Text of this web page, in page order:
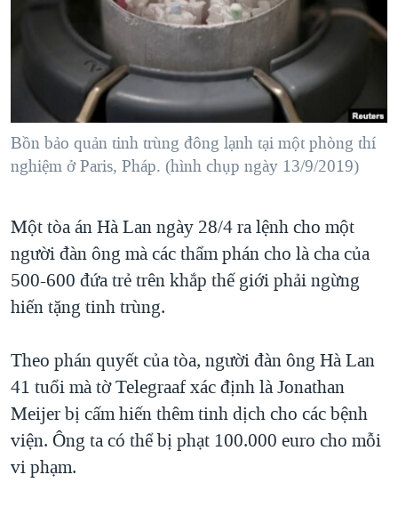
NGƯỜI VIỆT HẢI NGOẠI
ĐỜI SỐNG
KINH TẾ
KHOA HỌC
SỨC KHOẺ
VĂN HOÁ
TẠI
HÀNH TRÌNH BẦU CỬ 2024
MỘT NĂM CHIẾN TRANH TẠI DẢI GAZA
GIẢI MÃ VÀNH ĐAI & CON ĐƯỜNG
TRỊNH VĨNH BÌNH - NGƯỜI HẠ 'BÊN THẮNG CUỘC'
CHI PHÍ CHIẾN TRANH AFGHANISTAN
CÁC GIÁ TRỊ CỘNG HÒA Ở VIỆT NAM
THƯỢNG ĐỈNH TRUMP-KIM TẠI VIỆT NAM
NGƯ DÂN VIỆT VÀ LÀN SÓNG TRỘM HẢI SÂM
BÊN KIA QUỐC LỘ: TIẾNG VỌNG TỪ NÔNG THÔN MỸ
QUAN HỆ VIỆT MỸ
NGHE
MẠNG XÃ HỘI
Ngôn ngữ khác
Bồn bảo quản tinh trùng đông lạnh tại một phòng thí
nghiệm ở Paris, Pháp. (hình chụp ngày 13/9/2019)
Một tòa án Hà Lan ngày 28/4 ra lệnh cho một
người đàn ông mà các thẩm phán cho là cha của
500-600 đứa trẻ trên khắp thế giới phải ngừng
hiến tặng tinh trùng.
Theo phán quyết của tòa, người đàn ông Hà Lan
41 tuổi mà tờ Telegraaf xác định là Jonathan
Meijer bị cấm hiến thêm tinh dịch cho các bệnh
viện. Ông ta có thể bị phạt 100.000 euro cho mỗi
vi phạm.